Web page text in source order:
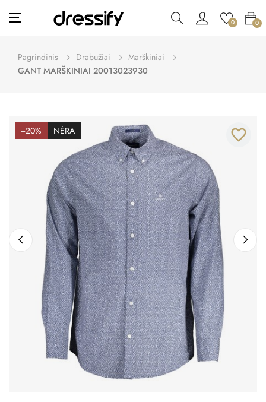
Toggle
navigation
☰ 0 0
Pagrindinis Drabužiai
Marškiniai
GANT MARŠKINIAI 20013023930
−20% NĖRA favorite_border